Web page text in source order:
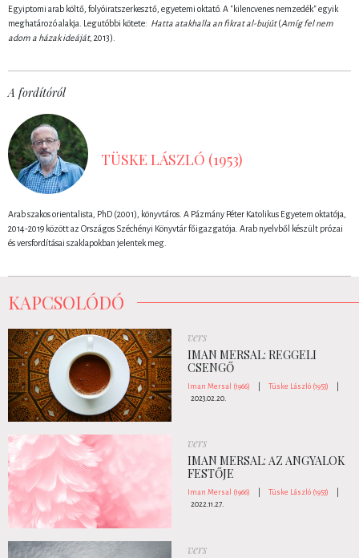
Egyiptomi arab költő, folyóiratszerkesztő, egyetemi oktató. A "kilencvenes nemzedék" egyik
meghatározó alakja. Legutóbbi kötete: Hatta atakhalla an fikrat al-bujút(Amíg fel nem
adom a házak ideáját, 2013).
A fordítóról
TÜSKE LÁSZLÓ (1953)
Arab szakos orientalista, PhD (2001), könyvtáros. A Pázmány Péter Katolikus Egyetem oktatója,
2014-2019 között az Országos Széchényi Könyvtár főigazgatója. Arab nyelvből készült prózai
és versfordításai szaklapokban jelentek meg.
KAPCSOLÓDÓ
vers
IMAN MERSAL: REGGELI
CSENGŐ
Iman Mersal (1966) Tüske László (1953)
2023.02.20.
vers
IMAN MERSAL: AZ ANGYALOK
FESTŐJE
Iman Mersal (1966) Tüske László (1953)
2022.11.27.
vers